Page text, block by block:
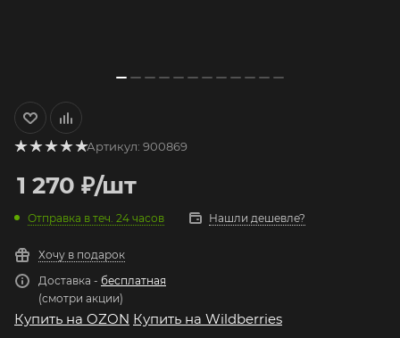
Артикул: 900869
1 270 ₽/шт
Отправка в теч. 24 часов Нашли дешевле?
Хочу в подарок
Доставка - бесплатная
(смотри акции)
Купить на OZON Купить на Wildberries